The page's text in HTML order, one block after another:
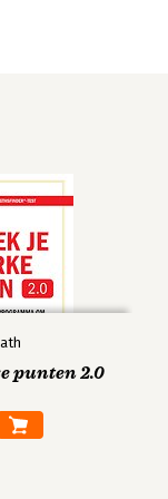
punten 2.0